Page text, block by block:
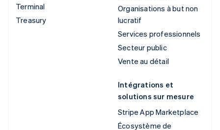
Terminal
Treasury
Organisations à but non
lucratif
Services professionnels
Secteur public
Vente au détail
Intégrations et
solutions sur mesure
Stripe App Marketplace
Écosystème de